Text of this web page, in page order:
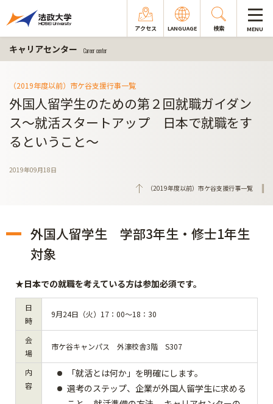
アクセス LANGUAGE 検索 MENU
キャリアセンター Career center
（2019年度以前）市ケ谷支援行事一覧
外国人留学生のための第２回就職ガイダン
ス～就活スタートアップ 日本で就職をす
るということ～
2019年09月18日
（2019年度以前）市ケ谷支援行事一覧
外国人留学生 学部3年生・修士1年生
対象
★日本での就職を考えている方は参加必須です。
日
時
9月24日（火）17：00～18：30
会
場
市ケ谷キャンパス 外濠校舎3階 S307
内
容
「就活とは何か」を明確にします。
選考のステップ、企業が外国人留学生に求める